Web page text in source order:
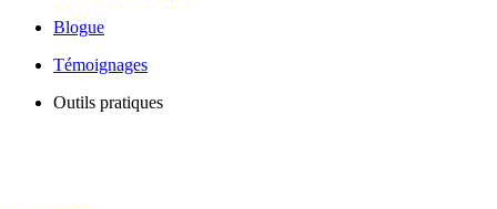
Blogue
Témoignages
Outils pratiques